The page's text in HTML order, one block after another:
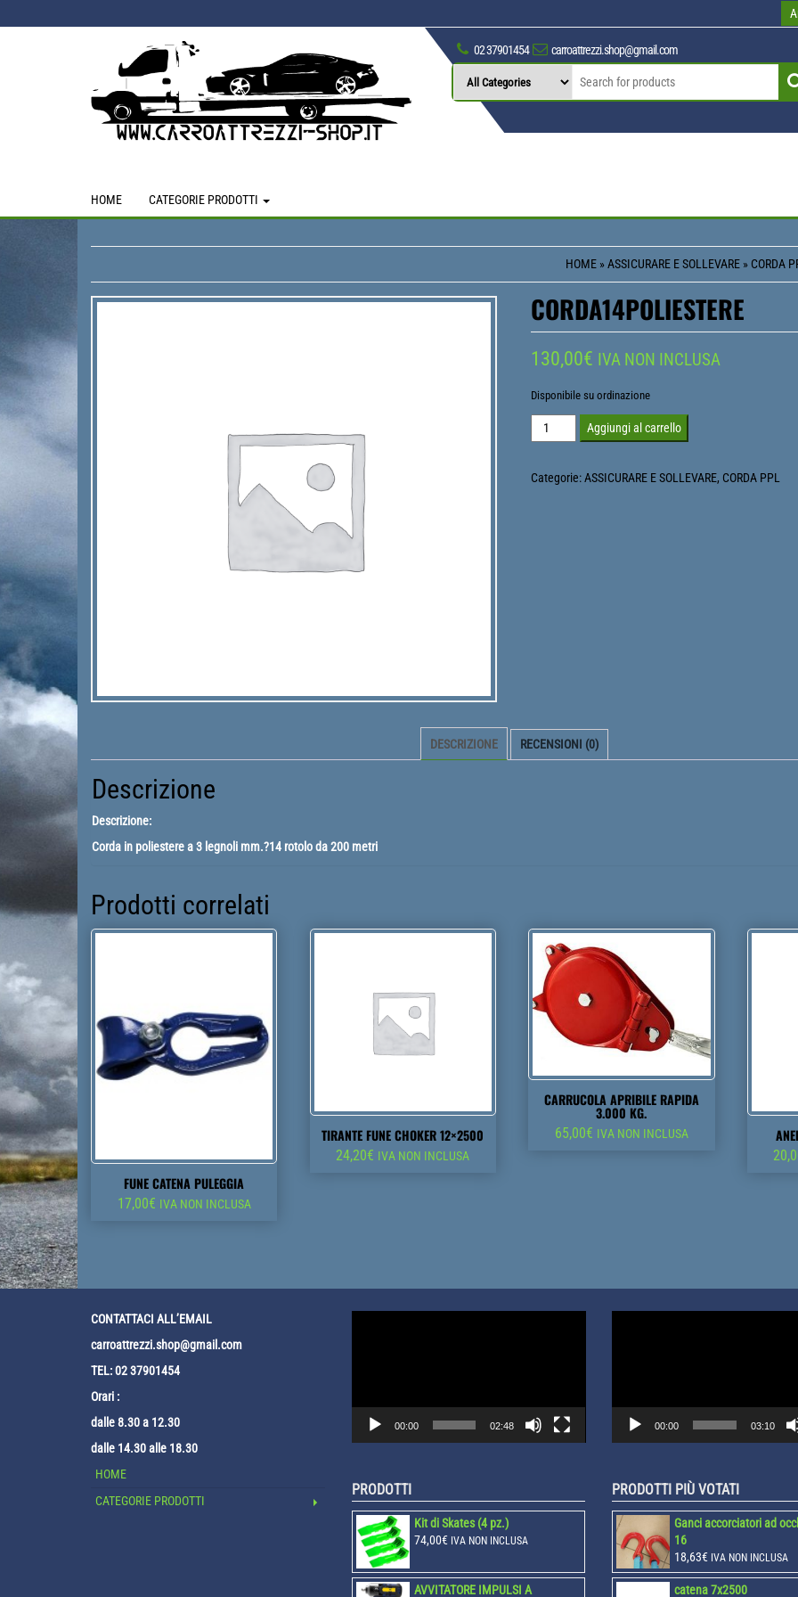
to
02 37901454 carroattrezzi.shop@gmail.com
HOME CATEGORIE PRODOTTI
HOME »ASSICURARE E SOLLEVARE » CORDA
CORDA14POLIESTERE
130,00€ IVA NON INCLUSA
Disponibile su ordinazione
corda14poliestere
quantità
Aggiungi al carrello
Categorie:ASSICURARE E SOLLEVARE, CORDA PPL
DESCRIZIONE RECENSIONI (0)
Descrizione
Descrizione:
Corda in poliestere a 3 legnoli mm.?14 rotolo da 200 metri
Prodotti correlati
FUNE CATENA PULEGGIA
17,00€ IVA NON INCLUSA
TIRANTE FUNE CHOKER 12×2500
24,20€ IVA NON INCLUSA
CARRUCOLA APRIBILE RAPIDA
3.000 KG.
65,00€ IVA NON INCLUSA
CONTATTACI ALL’EMAIL
carroattrezzi.shop@gmail.com
TEL: 02 37901454
Orari :
dalle 8.30 a 12.30
dalle 14.30 alle 18.30
00:00 02:48 00:00 03:10
HOME
CATEGORIE PRODOTTI
PRODOTTI
Kit di Skates (4 pz.)
74,00€ IVA NON INCLUSA
AVVITATORE IMPULSI A
PRODOTTI PIÙ VOTATI
Ganci accorciatori ad
16
18,63€ IVA NON INCLUSA
catena 7x2500